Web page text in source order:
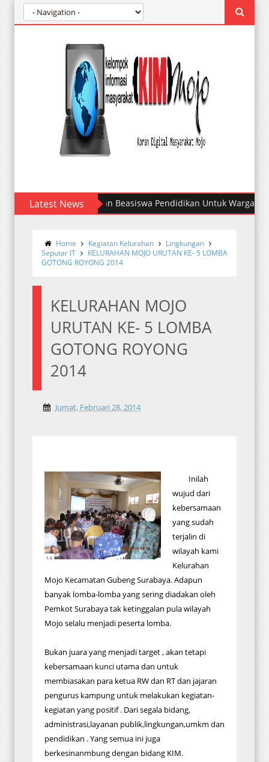
Latest News Kelurahan Mojo Melantik Pengurus
Home Kegiatan Kelurahan
Lingkungan
Seputar IT
KELURAHAN MOJO URUTAN KE- 5 LOMBA
GOTONG ROYONG 2014
KELURAHAN MOJO
URUTAN KE- 5 LOMBA
GOTONG ROYONG
2014
Jumat, Februari 28, 2014
Inilah
wujud dari
kebersamaan
yang sudah
terjalin di
wilayah kami
Kelurahan
Mojo Kecamatan Gubeng Surabaya. Adapun
banyak lomba-lomba yang sering diadakan oleh
Pemkot Surabaya tak ketinggalan pula wilayah
Mojo selalu menjadi peserta lomba.
Bukan juara yang menjadi target , akan tetapi
kebersamaan kunci utama dan untuk
membiasakan para ketua RW dan RT dan jajaran
pengurus kampung untuk melakukan kegiatan-
kegiatan yang positif . Dari segala bidang,
administrasi,layanan publik,lingkungan,umkm dan
pendidikan . Yang semua ini juga
berkesinanmbung dengan bidang KIM.